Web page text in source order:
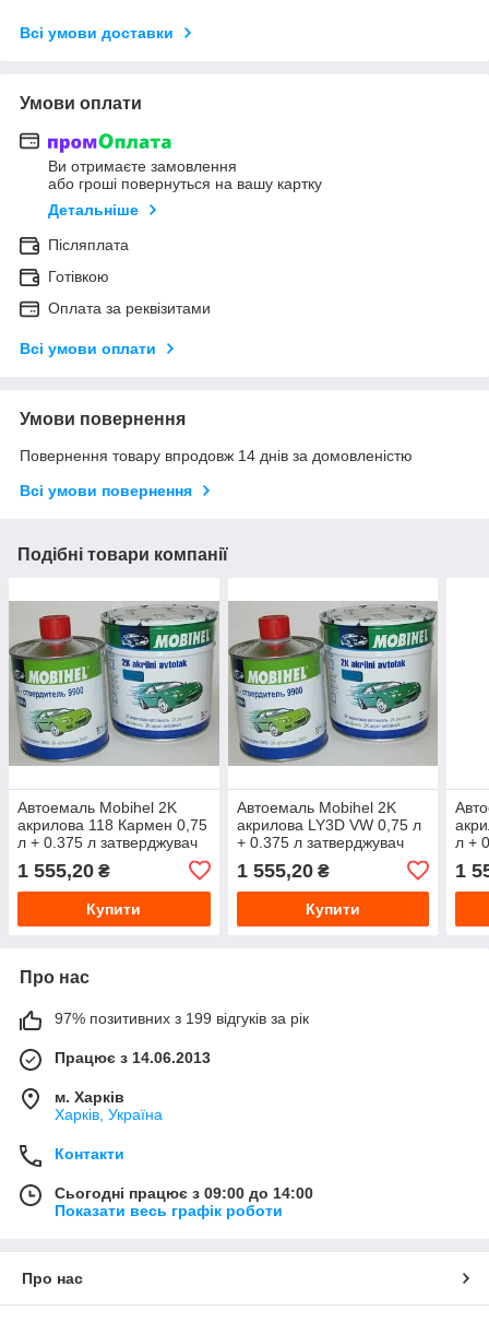
Всі умови доставки
Умови оплати
Ви отримаєте замовлення
або гроші повернуться на вашу картку
Детальніше
Післяплата
Готівкою
Оплата за реквізитами
Всі умови оплати
Умови повернення
Повернення товару впродовж 14 днів за домовленістю
Всі умови повернення
Подібні товари компанії
Автоемаль Mobihel 2K
акрилова 118 Кармен 0,75
л + 0.375 л затверджувач
1 555,20 ₴
Купити
Автоемаль Mobihel 2K
акрилова LY3D VW 0,75 л
+ 0.375 л затверджувач
1 555,20₴
Купити
л +
1
Про нас
97% позитивних з 199 відгуків за рік
Працює з 14.06.2013
м. Харків
Харків, Україна
Контакти
Сьогодні працює з 09:00 до 14:00
Показати весь графік роботи
Про нас